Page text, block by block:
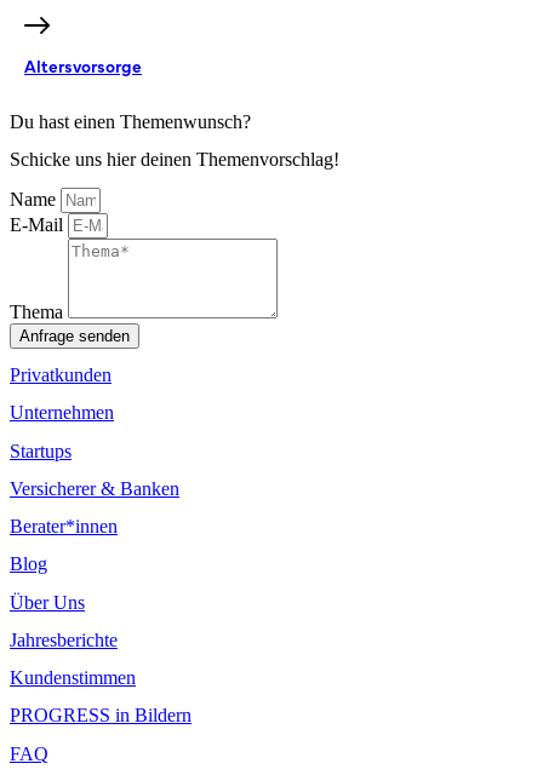
Altersvorsorge
Du hast einen Themenwunsch?
Schicke uns hier deinen Themenvorschlag!
Name
E-Mail
Thema
Anfrage senden
Privatkunden
Unternehmen
Startups
Versicherer & Banken
Berater*innen
Blog
Über Uns
Jahresberichte
Kundenstimmen
PROGRESS in Bildern
FAQ